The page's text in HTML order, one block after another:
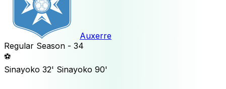
Auxerre
Regular Season - 34
⚽
Sinayoko 32' Sinayoko 90'